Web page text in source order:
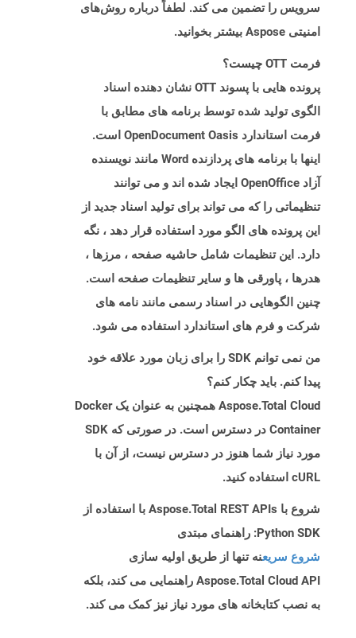
سرویس را تضمین می کند. لطفاً درباره روش‌های
امنیتی Aspose بیشتر بخوانید.
فرمت OTT چیست؟
پرونده هایی با پسوند OTT نشان دهنده اسناد
الگوی تولید شده توسط برنامه های مطابق با
فرمت استاندارد OpenDocument Oasis است.
اینها با برنامه های پردازنده Word مانند نویسنده
آزاد OpenOffice ایجاد شده اند و می توانند
تنظیماتی را که می تواند برای تولید اسناد جدید از
این پرونده های الگو مورد استفاده قرار دهد ، نگه
دارد. این تنظیمات شامل حاشیه صفحه ، مرزها ،
هدرها ، پاورقی ها و سایر تنظیمات صفحه است.
چنین الگوهایی در اسناد رسمی مانند نامه های
شرکت و فرم های استاندارد استفاده می شود.
من نمی توانم SDK را برای زبان مورد علاقه خود
پیدا کنم. باید چکار کنم؟
Aspose.Total Cloud همچنین به عنوان یک Docker
Container در دسترس است. در صورتی که SDK
مورد نیاز شما هنوز در دسترس نیست، از آن با
cURL استفاده کنید.
شروع با Aspose.Total REST APIs با استفاده از
Python SDK: راهنمای مبتدی
شروع سریعنه تنها از طریق اولیه سازی
Aspose.Total Cloud API راهنمایی می کند، بلکه
به نصب کتابخانه های مورد نیاز نیز کمک می کند.